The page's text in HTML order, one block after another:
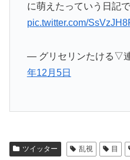
に萌えたっていう日記
pic.twitter.com/
— グリセリンたける▽
年12月5日
ツイッター 乱視 目